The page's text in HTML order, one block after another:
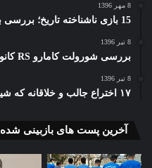
8 مهر 1396
15 بازی ناشناخته تاریخ؛ بررسی بازی های کمتر دیده شده نسل قبل
8 تیر 1396
بررسی شورولت کامارو RS کانورتیبل؛ رویایی برای مسافرت تابستانی
8 تیر 1396
۱۷ اختراع جالب و خلاقانه که شیوه زندگی شما را تغییر خواهند داد
آخرین پست های بازبینی شده